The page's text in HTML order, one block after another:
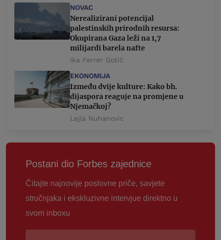
NOVAC
Nerealizirani potencijal
palestinskih prirodnih resursa:
Okupirana Gaza leži na 1,7
milijardi barela nafte
Ika Ferrer Gotić
EKONOMIJA
Između dvije kulture: Kako bh.
dijaspora reaguje na promjene u
Njemačkoj?
Lejla Nuhanovic
Postani dio Forbes zajednice
Čitajte najnovije poslovne priče, savjete
stručnjaka i ekskluzivne intervjue direktno u
svom inboxu